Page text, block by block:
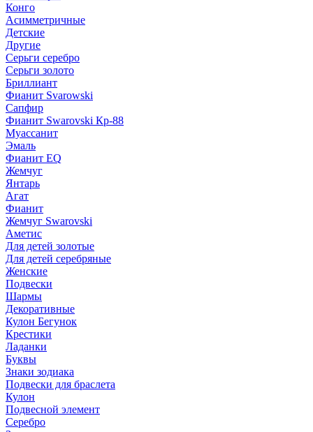
Конго
Асимметричные
Детские
Другие
Серьги серебро
Серьги золото
Бриллиант
Фианит Svarowski
Сапфир
Фианит Swarovski Кр-88
Муассанит
Эмаль
Фианит EQ
Жемчуг
Янтарь
Агат
Фианит
Жемчуг Swarovski
Аметис
Для детей золотые
Для детей серебряные
Женские
Подвески
Шармы
Декоративные
Кулон Бегунок
Крестики
Ладанки
Буквы
Знаки зодиака
Подвески для браслета
Кулон
Подвесной элемент
Серебро